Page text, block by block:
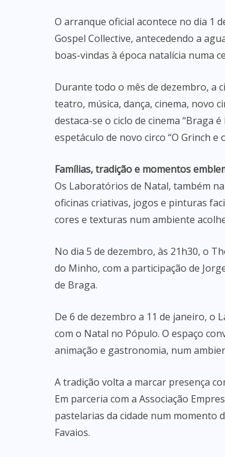
O arranque oficial acontece no dia 1
Gospel Collective, antecedendo a
boas-vindas à época natalícia numa
Durante todo o mês de dezembro, a
teatro, música, dança, cinema, novo
destaca-se o ciclo de cinema “Braga
espetáculo de novo circo “O Grinch
Famílias, tradição e momentos
Os Laboratórios de Natal, também
oficinas criativas, jogos e pinturas
cores e texturas num ambiente
No dia 5 de dezembro, às 21h30, o
do Minho, com a participação de
de Braga.
De 6 de dezembro a 11 de janeiro,
com o Natal no Pópulo. O espaço
animação e gastronomia, num
A tradição volta a marcar presença
Em parceria com a Associação
pastelarias da cidade num momento
Favaios.